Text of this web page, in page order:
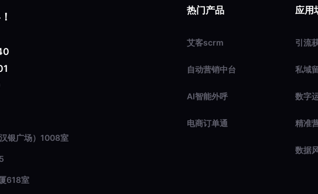
银广场）1008室
618室
热门产品
艾客scrm
自动营销中台
AI智能外呼
电商订单通
应用
引流
私域
数字
精准
数据